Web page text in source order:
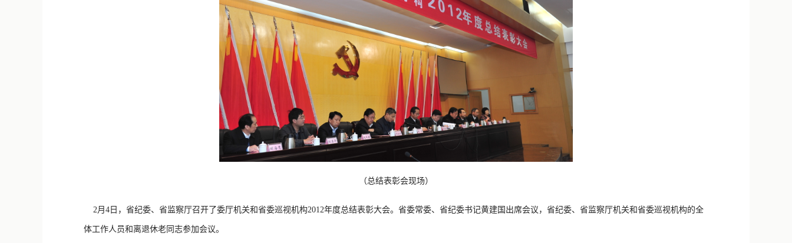
（总结表彰会现场）
2月4日，省纪委、省监察厅召开了委厅机关和省委巡视机构2012年度总结表彰大会。省委常委、省纪委书记黄建国出席会议，省纪委、省监察厅机关和省委巡视机构的全
体工作人员和离退休老同志参加会议。